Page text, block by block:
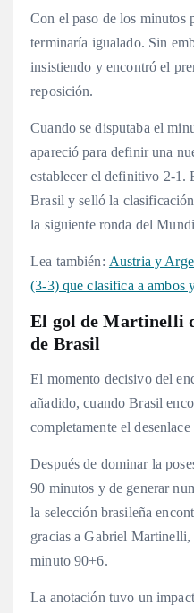
Con el paso de los minutos
terminaría igualado. Sin
insistiendo y encontró el
reposición.
Cuando se disputaba el
apareció para definir una
establecer el definitivo 2-1.
Brasil y selló la
la siguiente ronda del
Lea también: Austria y
(3-3) que clasifica a ambos
El gol de Martinelli
de Brasil
El momento decisivo del
añadido, cuando Brasil
completamente el
Después de dominar la
90 minutos y de generar
la selección brasileña
gracias a Gabriel
minuto 90+6.
La anotación tuvo un